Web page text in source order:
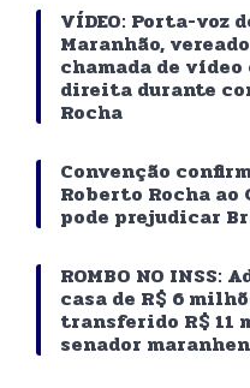
VÍDEO: Porta-voz
Maranhão,
chamada de
direita durante
Rocha
Convenção
Roberto Rocha ao
pode prejudicar
ROMBO NO INSS:
casa de R$ 6
transferido R$ 11
senador